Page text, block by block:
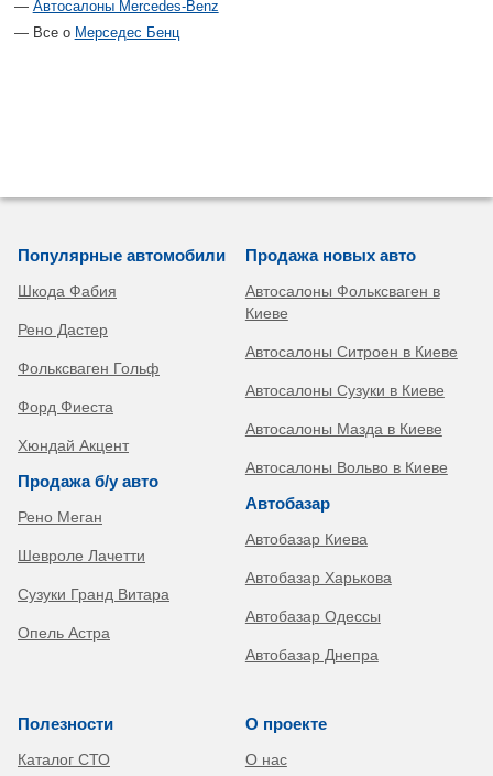
Автосалоны Mercedes-Benz
Все о Мерседес Бенц
Популярные автомобили
Шкода Фабия
Рено Дастер
Фольксваген Гольф
Форд Фиеста
Хюндай Акцент
Продажа б/у авто
Рено Меган
Шевроле Лачетти
Сузуки Гранд Витара
Опель Астра
Продажа новых авто
Автосалоны Фольксваген в
Киеве
Автосалоны Ситроен в Киеве
Автосалоны Сузуки в Киеве
Автосалоны Мазда в Киеве
Автосалоны Вольво в Киеве
Автобазар
Автобазар Киева
Автобазар Харькова
Автобазар Одессы
Автобазар Днепра
Полезности
Каталог СТО
О проекте
О нас